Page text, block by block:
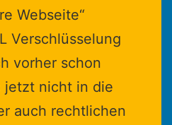
Webseite“
Verschlüsselung
vorher schon
jetzt nicht in die
auch rechtlichen